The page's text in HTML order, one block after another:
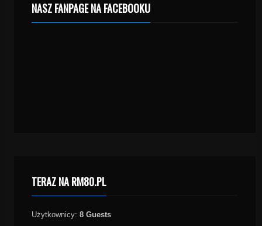
NASZ FANPAGE NA FACEBOOKU
TERAZ NA RM80.PL
Użytkownicy: 8 Guests